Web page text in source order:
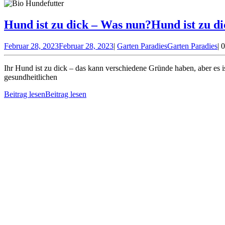
Hund ist zu dick – Was nun?Hund ist zu
Februar 28, 2023Februar 28, 2023| Garten ParadiesGarten Paradies|
Ihr Hund ist zu dick – das kann verschiedene Gründe haben, aber
gesundheitlichen
Beitrag lesenBeitrag lesen